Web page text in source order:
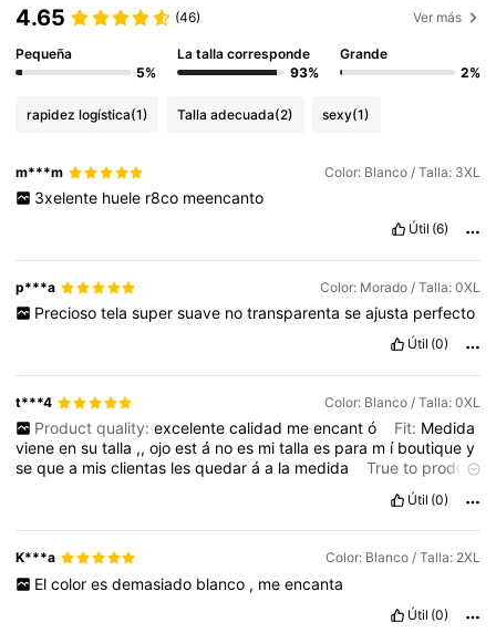
4.65 (46) Ver más
Pequeña
5%
La talla corresponde
93%
Grande
2%
rapidez logística(1) Talla adecuada(2) sexy(1)
m***m Color: Blanco / Talla: 3XL
3xelente huele r8co meencanto
Útil (6)
p***a Color: Morado / Talla: 0XL
Precioso tela super suave no transparenta se ajusta perfecto
Útil (0)
t***4 Color: Blanco / Talla: 0XL
Product quality: excelente calidad me encant ó Fit: Medida
vieneensutalla ,,ojoestá noes mitallaes para m í boutiquey
sequea misclientas lesquedaráa la medida
True to product
definitivamente
Útil (0)
K***a Color: Blanco / Talla: 2XL
El color es demasiado blanco , me encanta
Útil (0)